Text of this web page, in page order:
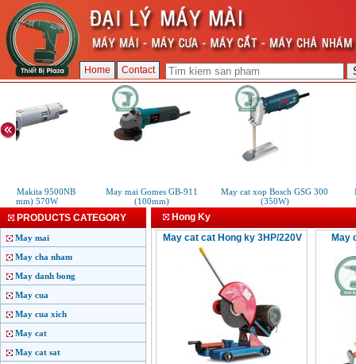
Home Contact
Makita 9500NB
570W
May mai Gomes GB-911
(100mm)
May cat xop Bosch GSG 300
(350W)
PRODUCTS CATEGORY
May mai
May cha nham
May danh bong
May cua
May cua xich
May cat
May cat sat
Hong Ky
May cat cat Hong ky 3HP/220V
May